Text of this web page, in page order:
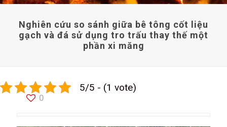
Nghiên cứu so sánh giữa bê tông cốt liệu
gạch và đá sử dụng tro trấu thay thế một
phần xi măng
5/5 - (1 vote)
0